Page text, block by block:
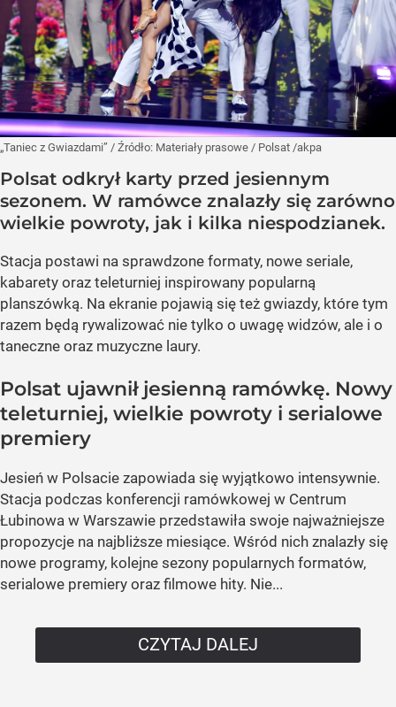
„Taniec z Gwiazdami” / Źródło: Materiały prasowe / Polsat /akpa
Polsat odkrył karty przed jesiennym
sezonem. W ramówce znalazły się zarówno
wielkie powroty, jak i kilka niespodzianek.
Stacja postawi na sprawdzone formaty, nowe seriale,
kabarety oraz teleturniej inspirowany popularną
planszówką. Na ekranie pojawią się też gwiazdy, które tym
razem będą rywalizować nie tylko o uwagę widzów, ale i o
taneczne oraz muzyczne laury.
Polsat ujawnił jesienną ramówkę. Nowy
teleturniej, wielkie powroty i serialowe
premiery
Jesień w Polsacie zapowiada się wyjątkowo intensywnie.
Stacja podczas konferencji ramówkowej w Centrum
Łubinowa w Warszawie przedstawiła swoje najważniejsze
propozycje na najbliższe miesiące. Wśród nich znalazły się
nowe programy, kolejne sezony popularnych formatów,
serialowe premiery oraz filmowe hity. Nie...
CZYTAJ DALEJ